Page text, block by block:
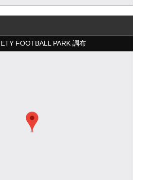
FOOTBALL PARK 調布